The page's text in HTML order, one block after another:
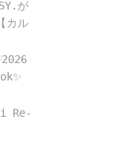
が
カル
Re-